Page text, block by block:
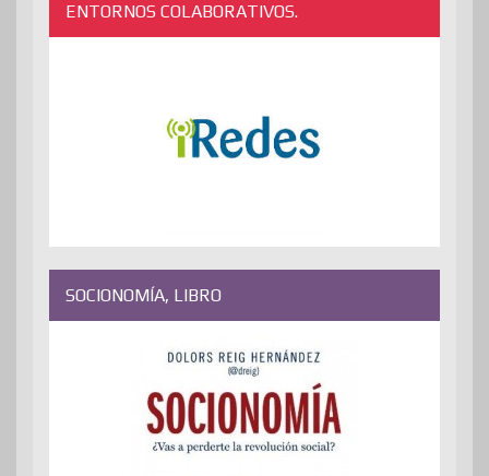
ENTORNOS COLABORATIVOS.
SOCIONOMÍA, LIBRO